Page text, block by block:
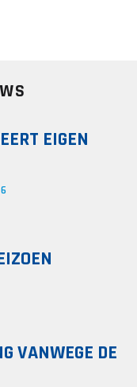
EIGEN
VANWEGE DE